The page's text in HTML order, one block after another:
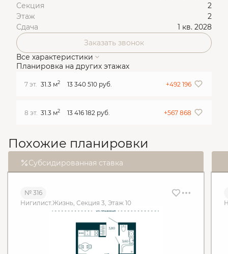
Секция
2
Этаж
2
Сдача
1 кв. 2028
Заказать звонок
Все характеристики
Планировка на других этажах
7 эт. 31.3 м2 13 340 510 руб. +492 196
8 эт. 31.3 м2 13 416 182 руб. +567 868
Похожие планировки
Субсидированная ставка
№ 316
Нигилист.Жизнь, Секция 3, Этаж 10